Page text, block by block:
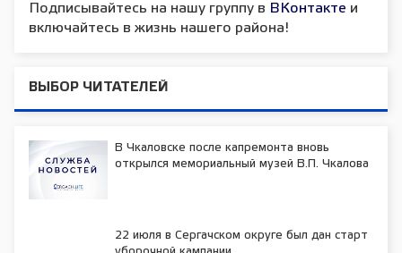
Подписывайтесь на нашу группу в ВКонтакте и
включайтесь в жизнь нашего района!
ВЫБОР ЧИТАТЕЛЕЙ
В Чкаловске после капремонта вновь
открылся мемориальный музей В.П. Чкалова
22 июля в Сергачском округе был дан старт